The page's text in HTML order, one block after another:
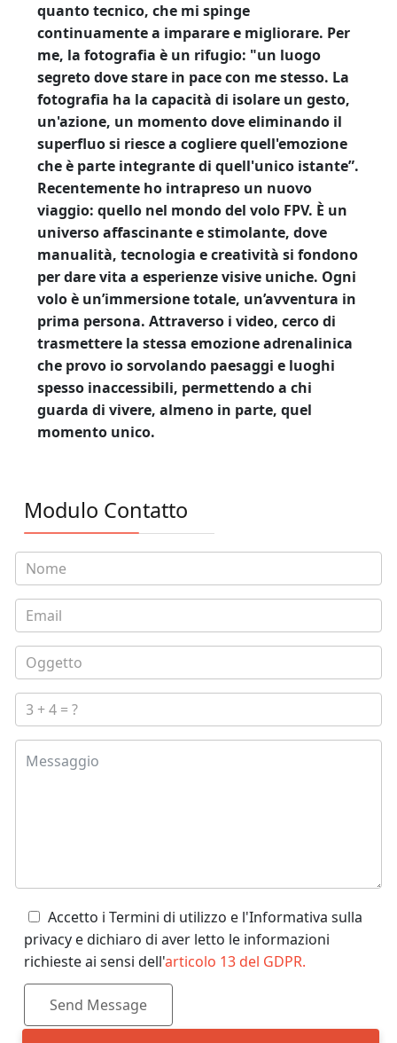
quanto tecnico, che mi spinge
continuamente a imparare e migliorare. Per
me, la fotografia è un rifugio: "un luogo
segreto dove stare in pace con me stesso. La
fotografia ha la capacità di isolare un gesto,
un'azione, un momento dove eliminando il
superfluo si riesce a cogliere quell'emozione
che è parte integrante di quell'unico istante”.
Recentemente ho intrapreso un nuovo
viaggio: quello nel mondo del volo FPV. È un
universo affascinante e stimolante, dove
manualità, tecnologia e creatività si fondono
per dare vita a esperienze visive uniche. Ogni
volo è un’immersione totale, un’avventura in
prima persona. Attraverso i video, cerco di
trasmettere la stessa emozione adrenalinica
che provo io sorvolando paesaggi e luoghi
spesso inaccessibili, permettendo a chi
guarda di vivere, almeno in parte, quel
momento unico.
Modulo Contatto
Accetto i Termini di utilizzo e l'Informativa sulla
privacy e dichiaro di aver letto le informazioni
richieste ai sensi dell'articolo 13 del GDPR.
Send Message